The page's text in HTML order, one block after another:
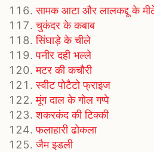
सामक आटा और लालकद्दू के
चुकंदर के कबाब
सिंघाड़े के चीले
पनीर दही भल्ले
मटर की कचौरी
स्वीट पोटैटो फ्राइज
मूंग दाल के गोल गप्पे
शकरकंद की टिक्की
फलाहारी ढोकला
जैम इडली